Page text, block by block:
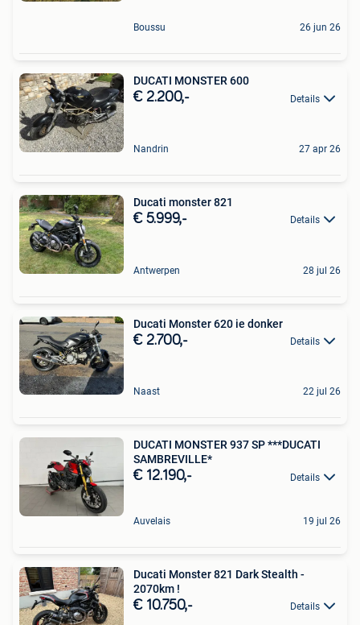
Boussu 26 jun 26
DUCATI MONSTER 600
€ 2.200,- Details
Nandrin 27 apr 26
Ducati monster 821
€ 5.999,- Details
Antwerpen 28 jul 26
Ducati Monster 620 ie donker
€ 2.700,- Details
Naast 22 jul 26
DUCATI MONSTER 937 SP ***DUCATI
SAMBREVILLE*
€ 12.190,- Details
Auvelais 19 jul 26
Ducati Monster 821 Dark Stealth -
2070km !
€ 10.750,- Details